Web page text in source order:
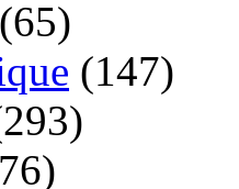
(65)
(147)